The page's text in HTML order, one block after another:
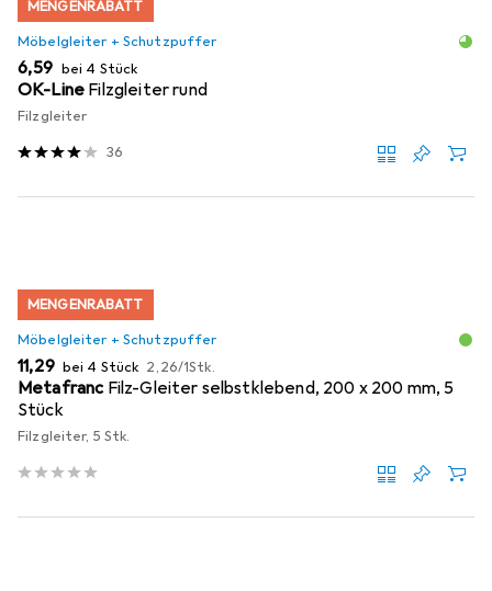
MENGENRABATT
Möbelgleiter + Schutzpuffer
EUR
6,59 bei 4 Stück
OK-Line Filzgleiter rund
Filzgleiter
36
MENGENRABATT
Möbelgleiter + Schutzpuffer
EUR
11,29 bei 4 Stück EUR
2,26/1Stk.
Metafranc Filz-Gleiter selbstklebend, 200 x 200 mm, 5
Stück
Filzgleiter, 5 Stk.